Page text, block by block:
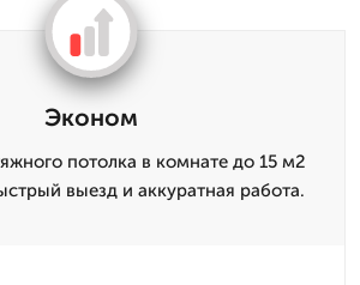
Эконом
потолка в комнате до 15 м2
выезд и аккуратная работа.